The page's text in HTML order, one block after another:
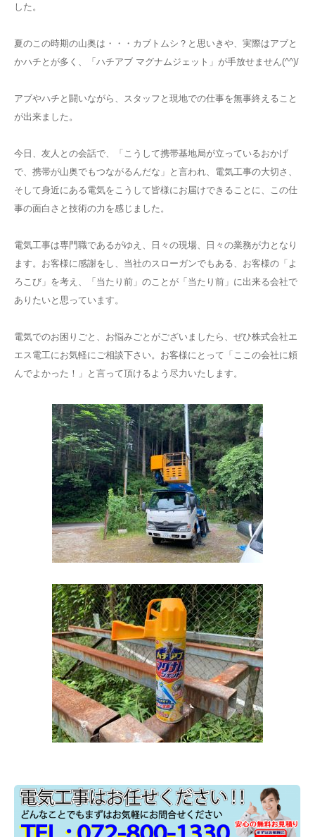
した。
夏のこの時期の山奥は・・・カブトムシ？と思いきや、実際はアブと
かハチとが多く、「ハチアブ マグナムジェット」が手放せません(^^)/
アブやハチと闘いながら、スタッフと現地での仕事を無事終えること
が出来ました。
今日、友人との会話で、「こうして携帯基地局が立っているおかげ
で、携帯が山奥でもつながるんだな」と言われ、電気工事の大切さ、
そして身近にある電気をこうして皆様にお届けできることに、この仕
事の面白さと技術の力を感じました。
電気工事は専門職であるがゆえ、日々の現場、日々の業務が力となり
ます。お客様に感謝をし、当社のスローガンでもある、お客様の「よ
ろこび」を考え、「当たり前」のことが「当たり前」に出来る会社で
ありたいと思っています。
電気でのお困りごと、お悩みごとがございましたら、ぜひ株式会社エ
エス電工にお気軽にご相談下さい。お客様にとって「ここの会社に頼
んでよかった！」と言って頂けるよう尽力いたします。